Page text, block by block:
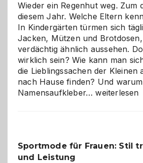
Wieder ein Regenhut weg. Zum
diesem Jahr. Welche Eltern
In Kindergärten türmen sich
Jacken, Mützen und Brotdosen,
verdächtig ähnlich aussehen.
wirklich sein? Wie kann man
die Lieblingssachen der Kleinen
nach Hause finden? Und
Namensaufkleber…
gegen
weiterlesen
Sportmode für Frauen: Stil
und Leistung